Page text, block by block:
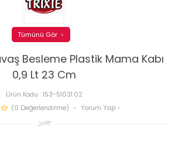
Besleme Plastik Mama Kabı
0,9 Lt 23 Cm
Ürün Kodu :153-51031.02
(0 Değerlendirme)
Yorum Yap
Tümünü Gör